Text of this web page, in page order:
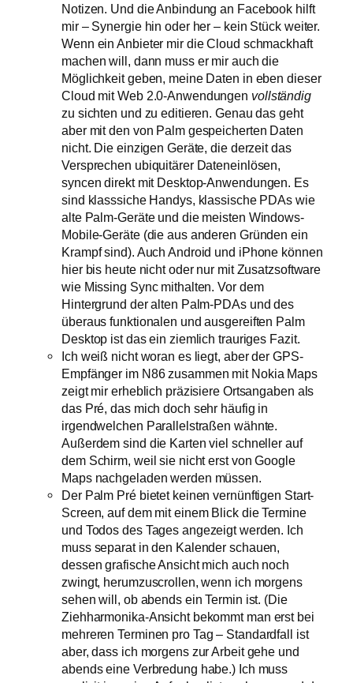
Notizen. Und die Anbindung an Facebook hilft
mir – Synergie hin oder her – kein Stück weiter.
Wenn ein Anbieter mir die Cloud schmackhaft
machen will, dann muss er mir auch die
Möglichkeit geben, meine Daten in eben dieser
Cloud mit Web 2.0-Anwendungen vollständig
zu sichten und zu editieren. Genau das geht
aber mit den von Palm gespeicherten Daten
nicht. Die einzigen Geräte, die derzeit das
Versprechen ubiquitärer Dateneinlösen,
syncen direkt mit Desktop-Anwendungen. Es
sind klasssiche Handys, klassische PDAs wie
alte Palm-Geräte und die meisten Windows-
Mobile-Geräte (die aus anderen Gründen ein
Krampf sind). Auch Android und iPhone können
hier bis heute nicht oder nur mit Zusatzsoftware
wie Missing Sync mithalten. Vor dem
Hintergrund der alten Palm-PDAs und des
überaus funktionalen und ausgereiften Palm
Desktop ist das ein ziemlich trauriges Fazit.
Ich weiß nicht woran es liegt, aber der GPS-
Empfänger im N86 zusammen mit Nokia Maps
zeigt mir erheblich präzisiere Ortsangaben als
das Pré, das mich doch sehr häufig in
irgendwelchen Parallelstraßen wähnte.
Außerdem sind die Karten viel schneller auf
dem Schirm, weil sie nicht erst von Google
Maps nachgeladen werden müssen.
Der Palm Pré bietet keinen vernünftigen Start-
Screen, auf dem mit einem Blick die Termine
und Todos des Tages angezeigt werden. Ich
muss separat in den Kalender schauen,
dessen grafische Ansicht mich auch noch
zwingt, herumzuscrollen, wenn ich morgens
sehen will, ob abends ein Termin ist. (Die
Ziehharmonika-Ansicht bekommt man erst bei
mehreren Terminen pro Tag – Standardfall ist
aber, dass ich morgens zur Arbeit gehe und
abends eine Verbredung habe.) Ich muss